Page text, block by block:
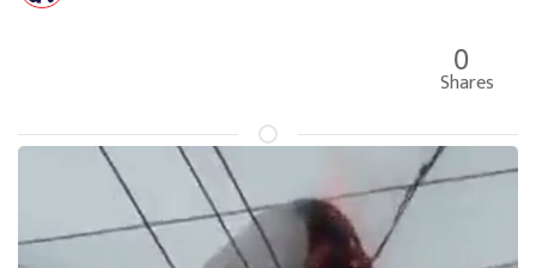
0
Shares